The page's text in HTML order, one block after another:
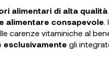
alimentari di alta qualità
alimentare consapevole
carenze vitaminiche al
esclusivamente gli